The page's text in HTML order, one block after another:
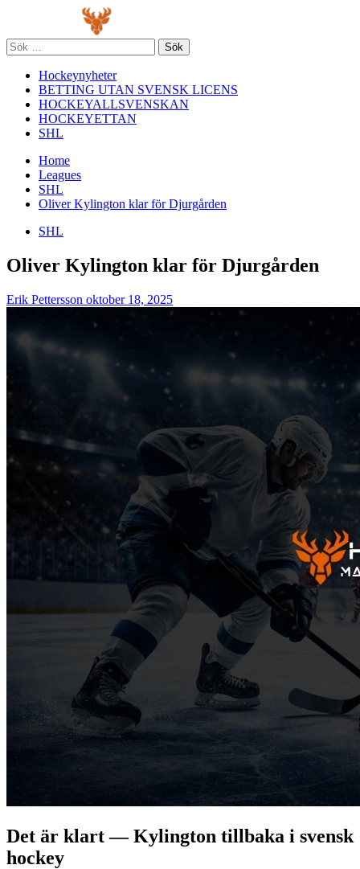
content
Sök
efter:
Hockeynyheter
BETTING UTAN SVENSK LICENS
HOCKEYALLSVENSKAN
HOCKEYETTAN
SHL
Home
Leagues
SHL
Oliver Kylington klar för Djurgården
SHL
Oliver Kylington klar för Djurgården
Erik Pettersson oktober 18, 2025
Det är klart — Kylington tillbaka i svensk
hockey